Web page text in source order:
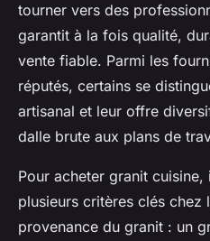
tourner vers des
garantit à la fois qualité,
vente fiable. Parmi les
réputés, certains se
artisanal et leur offre
dalle brute aux plans de
Pour acheter granit
plusieurs critères clés chez
provenance du granit : un